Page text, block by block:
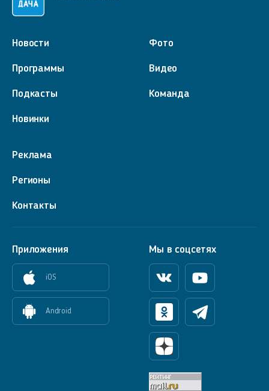
Новости
Программы
Подкасты
Новинки
Фото
Видео
Команда
Реклама
Регионы
Контакты
Приложения
iOS
Android
Мы в соцсетях
ВконтактеYoutube
ОдноклассникиТелеграм
Яндекс Дзен